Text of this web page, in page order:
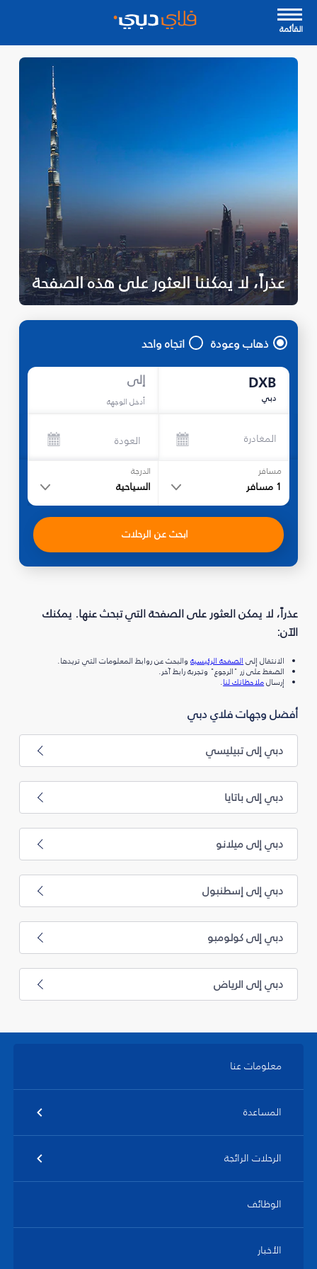
القأئمة
عذراً، لا يمكننا العثور على هذه الصفحة
ذهاب وعودة اتجاه واحد
DXB
دبي
إلى
أدخل الوجهة
المغادرة العودة
مسافر
1 مسافر
الدرجة
السياحية
ابحث عن الرحلات
عذراً، لا يمكن العثور على الصفحة التي تبحث عنها. يمكنك
الآن:
الانتقال إلىالصفحة الرئيسيةوالبحث عن روابط المعلومات التي تريدها.
الضغط على زر "الرجوع" وتجربة رابط آخر.
إرسالملاحظاتك لنا.
أفضل وجهات فلاي دبي
دبي إلى تبيليسي
دبي إلى باتايا
دبي إلى ميلانو
دبي إلى إسطنبول
دبي إلى كولومبو
دبي إلى الرياض
معلومات عنا
المساعدة
الرحلات الرائجة
الوظائف
الأخبار